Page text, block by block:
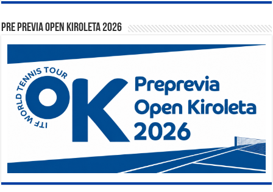
PRE PREVIA OPEN KIROLETA 2026